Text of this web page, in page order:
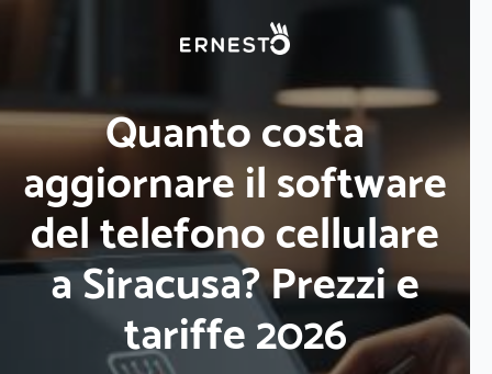
Quanto costa
aggiornare il software
del telefono cellulare
a Siracusa? Prezzi e
tariffe 2026